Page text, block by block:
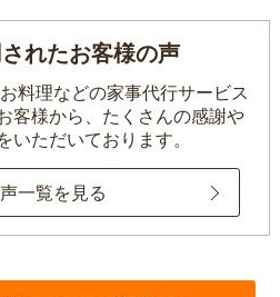
れたお客様の声
料理などの家事代行サービス
客様から、 たくさんの感謝や
いただいております。
一覧を見る